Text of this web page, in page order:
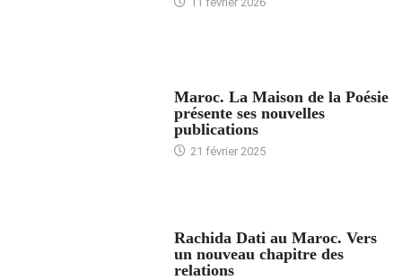
Maroc. La Maison de la Poésie
présente ses nouvelles
publications
21 février 2025
Rachida Dati au Maroc. Vers
un nouveau chapitre des
relations